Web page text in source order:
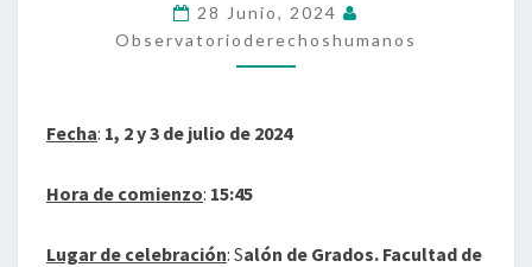
28 Junio, 2024
Observatorioderechoshumanos
Fecha: 1, 2 y 3 de julio de 2024
Hora de comienzo: 15:45
Lugar de celebración: Salón de Grados. Facultad de